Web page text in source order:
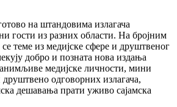
на штандовима излагача
гости из разних области. На бројним
теме из медијске сфере и друштвеног
добро и позната нова издања
медијске личности, мини
одговорних излагача,
дешавања прати уживо сајамска